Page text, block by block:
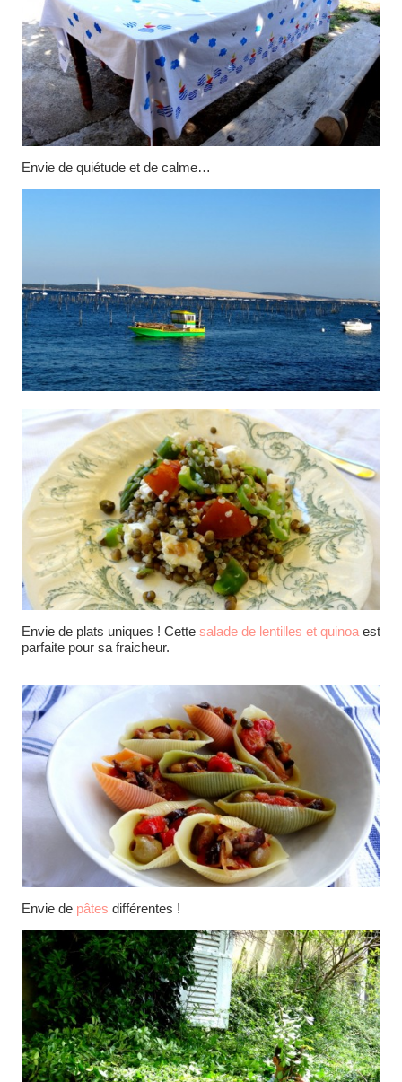
Envie de quiétude et de calme…
Envie de plats uniques ! Cette salade de lentilles et quinoa est
parfaite pour sa fraicheur.
Envie de pâtes différentes !